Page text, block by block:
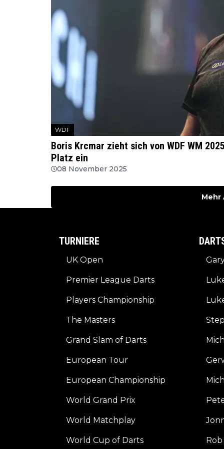
WDF
Boris Krcmar zieht sich von WDF WM
Platz ein
08 November 2025
Mehr
TURNIERE
UK Open
Premier League Darts
Players Championship
The Masters
Grand Slam of Darts
European Tour
European Championship
World Grand Prix
World Matchplay
World Cup of Darts Rob